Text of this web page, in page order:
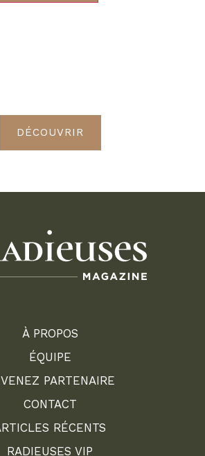
DÉCOUVRIR
À PROPOS
ÉQUIPE
PARTENAIRE
CONTACT
RÉCENTS
RADIEUSES VIP